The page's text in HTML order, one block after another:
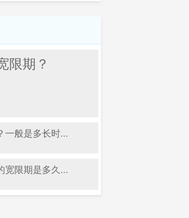
限期？
一般是多长时...
宽限期是多久...